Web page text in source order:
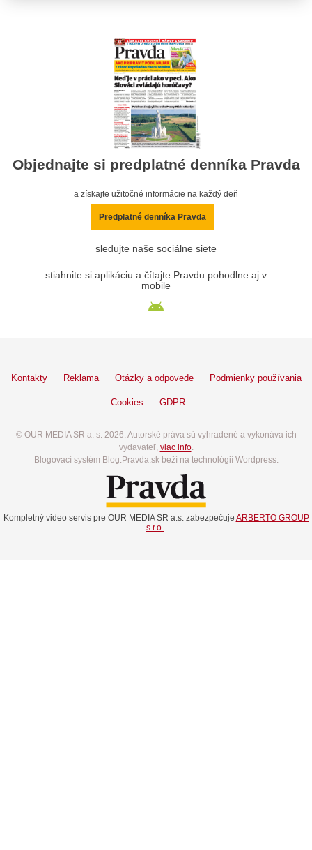
Objednajte si predplatné denníka Pravda
a získajte užitočné informácie na každý deň
Predplatné denníka Pravda
sledujte naše sociálne siete
stiahnite si aplikáciu a čítajte Pravdu pohodlne aj v
mobile
Kontakty Reklama Otázky a odpovede Podmienky používania
Cookies GDPR
© OUR MEDIA SR a. s. 2026. Autorské práva sú vyhradené a vykonáva ich
vydavateľ, viac info.
Blogovací systém Blog.Pravda.sk beží na technológií Wordpress.
Kompletný video servis pre OUR MEDIA SR a.s. zabezpečuje ARBERTO GROUP
s.r.o.